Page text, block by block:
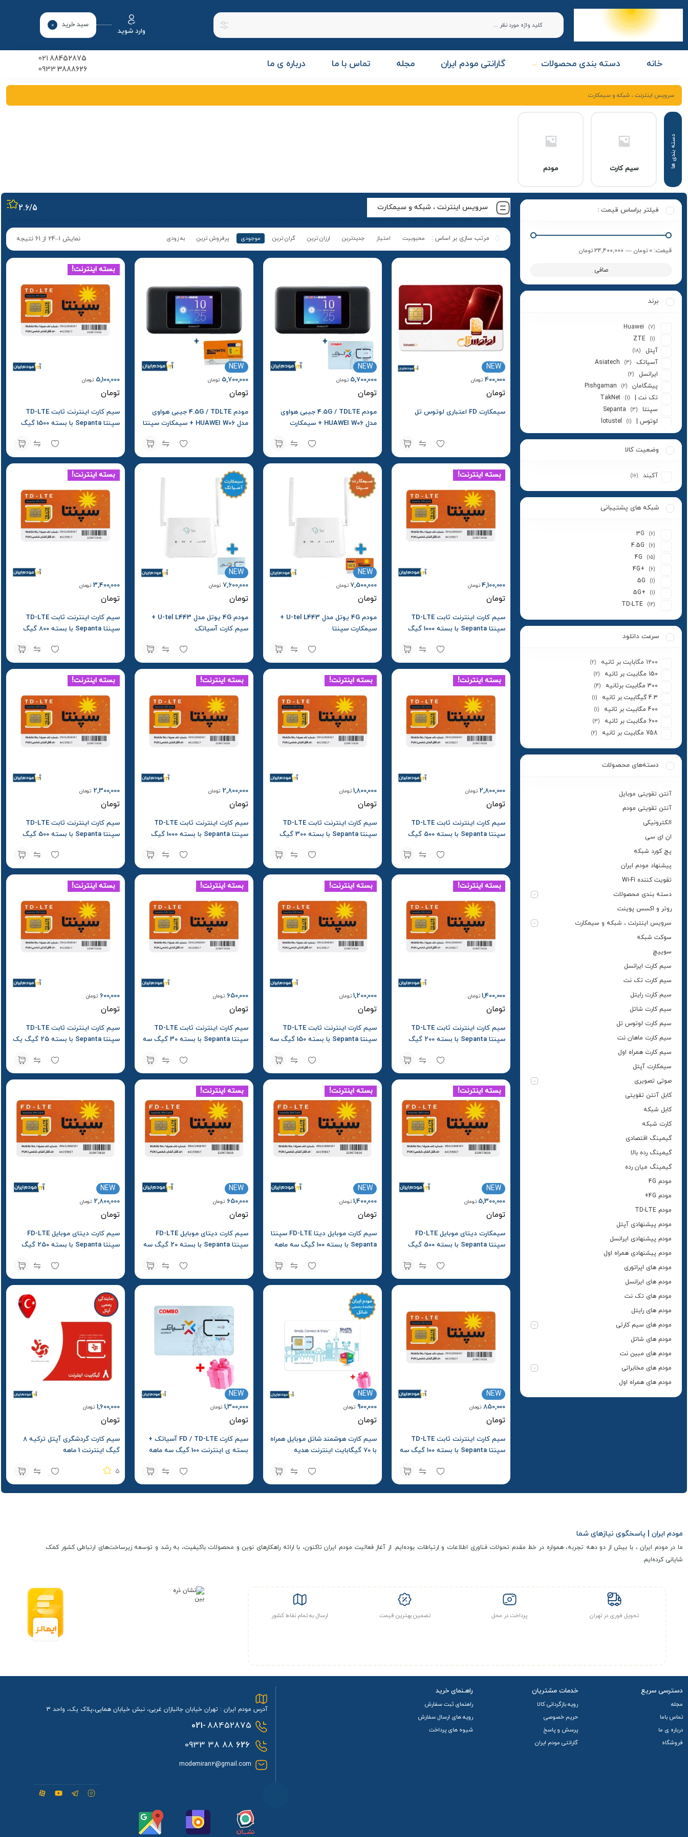
وارد شوید
سبد خرید 0
خانه دسته بندی محصولات گارانتی مودم ایران مجله تماس با ما درباره ی ما 88452875
021
3888626
0933
سرویس اینترنت ، شبکه و سیمکارت
سیم کارت مودم
سرویس اینترنت ، شبکه و سیمکارت 2.6/5
نمایش 1–24 از 61 نتیجه محبوبیت امتیاز جدیدترین ارزان ترین گران ترین موجودی پرفروش ترین به زودی
NEW
400,000 تومان
تومان
سیمکارت FD اعتباری لوتوس تل
NEW
5,700,000 تومان
تومان
مودم 4.5G / TDLTE جیبی هواوی
مدل HUAWEI W06 + سیمکارت
NEW
5,700,000 تومان
تومان
مودم 4.5G / TDLTE جیبی هواوی
مدل HUAWEI W06 + سیمکارت سپنتا
بسته اینترنت!
5,100,000 تومان
تومان
سیم کارت اینترنت ثابت TD-LTE
سپنتا Sepanta با بسته 1500 گیگ
بسته اینترنت!
4,100,000 تومان
تومان
سیم کارت اینترنت ثابت TD-LTE
سپنتا Sepanta با بسته 1000 گیگ
NEW
7,500,000 تومان
تومان
مودم 4G یوتل مدل U-tel L443 +
سیمکارت سپنتا
NEW
7,600,000 تومان
تومان
مودم 4G یوتل مدل U-tel L443 +
سیم کارت آسیاتک
بسته اینترنت!
3,400,000 تومان
تومان
سیم کارت اینترنت ثابت TD-LTE
سپنتا Sepanta با بسته 800 گیگ
بسته اینترنت!
2,800,000 تومان
تومان
سیم کارت اینترنت ثابت TD-LTE
سپنتا Sepanta با بسته 500 گیگ
بسته اینترنت!
1,800,000 تومان
تومان
سیم کارت اینترنت ثابت TD-LTE
سپنتا Sepanta با بسته 300 گیگ
بسته اینترنت!
2,800,000 تومان
تومان
سیم کارت اینترنت ثابت TD-LTE
سپنتا Sepanta با بسته 1000 گیگ
بسته اینترنت!
2,300,000 تومان
تومان
سیم کارت اینترنت ثابت TD-LTE
سپنتا Sepanta با بسته 500 گیگ
بسته اینترنت!
1,400,000 تومان
تومان
سیم کارت اینترنت ثابت TD-LTE
سپنتا Sepanta با بسته 200 گیگ
بسته اینترنت!
1,200,000 تومان
تومان
سیم کارت اینترنت ثابت TD-LTE
سپنتا Sepanta با بسته 150 گیگ سه
بسته اینترنت!
650,000 تومان
تومان
سیم کارت اینترنت ثابت TD-LTE
سپنتا Sepanta با بسته 30 گیگ سه
بسته اینترنت!
600,000 تومان
تومان
سیم کارت اینترنت ثابت TD-LTE
سپنتا Sepanta با بسته 25 گیگ یک
بسته اینترنت!
NEW
5,300,000 تومان
تومان
سیمکارت دیتای موبایل FD-LTE
سپنتا Sepanta با بسته 500 گیگ
بسته اینترنت!
NEW
1,400,000 تومان
تومان
سیم کارت موبایل دیتا FD-LTE سپنتا
Sepanta با بسته 100 گیگ سه ماهه
بسته اینترنت!
NEW
650,000 تومان
تومان
سیم کارت دیتای موبایل FD-LTE
سپنتا Sepanta با بسته 20 گیگ سه
NEW
2,800,000 تومان
تومان
سیم کارت دیتای موبایل FD-LTE
سپنتا Sepanta با بسته 250 گیگ
NEW
850,000 تومان
تومان
سیم کارت اینترنت ثابت TD-LTE
سپنتا Sepanta با بسته 100 گیگ سه
NEW
900,000 تومان
تومان
سیم کارت هوشمند شاتل موبایل همراه
با 70 گیگابایت اینترنت هدیه
NEW
1,300,000 تومان
تومان
سیم کارت FD / TD-LTE آسیاتک +
بسته ی اینترنت 100 گیگ سه ماهه
1,600,000 تومان
تومان
سیم کارت گردشگری آپتل ترکیه 8
گیگ اینترنت 1 ماهه
5
فیلتر براساس قیمت :
صافی
قيمت: 0 تومان — 34,400,000 تومان
برند
Huawei (7)
ZTE (1)
آپتل (18)
آسیاتک Asiatech (3)
ایرانسل (2)
پیشگامان Pishgaman (2)
تک نت | TakNet (1)
سپنتا Sepanta (3)
لوتوس | lotustel (1)
یوتل (2)
وضعیت کالا
آکبند (16)
شبکه های پشتیبانی
3G (6)
4.5G (6)
4G (15)
4G+ (6)
5G (1)
5G+ (1)
TD-LTE (12)
سرعت دانلود
1200 مگابایت بر ثانیه (2)
150 مگابیت بر ثانیه (2)
300 مگابیت برثانیه (4)
4.3 گیگابیت بر ثانیه (1)
400 مگابیت بر ثانیه (1)
600 مگابیت بر ثانیه (3)
758 مگابیت بر ثانیه (2)
دسته‌های محصولات
آنتن تقویتی موبایل
آنتن تقویتی مودم
الکترونیکی
ان ای سی
پچ کورد شبکه
پیشنهاد مودم ایران
تقویت کننده Wi-Fi
دسته بندی محصولات
روتر و اکسس پوینت
سرویس اینترنت ، شبکه و سیمکارت
سوکت شبکه
سوییچ
سیم کارت ایرانسل
سیم کارت تک نت
سیم کارت رایتل
سیم کارت شاتل
سیم کارت لوتوس تل
سیم کارت ماهان نت
سیم کارت همراه اول
سیمکارت آپتل
صوتی تصویری
کابل آنتن تقویتی
کابل شبکه
کارت شبکه
گیمینگ اقتصادی
گیمینگ رده بالا
گیمینگ میان رده
مودم 4G
مودم 4G+
مودم TD-LTE
مودم پیشنهادی آپتل
مودم پیشنهادی ایرانسل
مودم پیشنهادی همراه اول
مودم های اپراتوری
مودم های ایرانسل
مودم های تک نت
مودم های رایتل
مودم های سیم کارتی
مودم های شاتل
مودم های مبین نت
مودم های مخابراتی
مودم های همراه اول
مودم ایران | پاسخگوی نیازهای شما
ما در مودم ایران ، با بیش از دو دهه تجربه، همواره در خط مقدم تحولات فناوری اطلاعات و ارتباطات بوده‌ایم. از آغاز فعالیت مودم ایران تاکنون، با ارائه راهکارهای نوین و محصولات باکیفیت، به رشد و توسعه زیرساخت‌های ارتباطی کشور کمک
شایانی کرده‌ایم.
تحویل فوری در تهران پرداخت در محل تضمین بهترین قیمت ارسال به تمام نقاط کشور
دسترسی سریع
مجله
تماس باما
درباره ی ما
فروشگاه
خدمات مشتریان
رویه بازگردانی کالا
حریم خصوصی
پرسش و پاسخ
گارانتی مودم ایران
راهـنمای خرید
راهنمای ثبت سفارش
رویه های ارسال سفارش
شیوه های پرداخت
آدرس مودم ایران : تهران خیابان جانبازان غربی، نبش خیابان همایی،پلاک یک، واحد 3
021-88452875
626
88 38 0933
modemiran2@gmail.com